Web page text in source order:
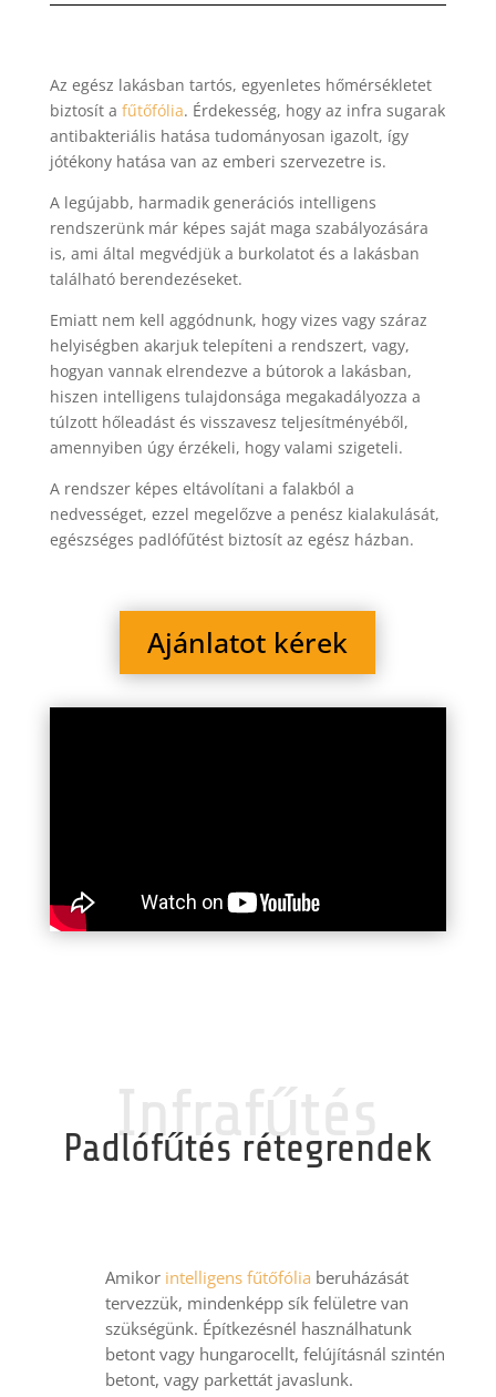
Az egész lakásban tartós, egyenletes hőmérsékletet
biztosít a fűtőfólia. Érdekesség, hogy az infra sugarak
antibakteriális hatása tudományosan igazolt, így
jótékony hatása van az emberi szervezetre is.
A legújabb, harmadik generációs intelligens
rendszerünk már képes saját maga szabályozására
is, ami által megvédjük a burkolatot és a lakásban
található berendezéseket.
Emiatt nem kell aggódnunk, hogy vizes vagy száraz
helyiségben akarjuk telepíteni a rendszert, vagy,
hogyan vannak elrendezve a bútorok a lakásban,
hiszen intelligens tulajdonsága megakadályozza a
túlzott hőleadást és visszavesz teljesítményéből,
amennyiben úgy érzékeli, hogy valami szigeteli.
A rendszer képes eltávolítani a falakból a
nedvességet, ezzel megelőzve a penész kialakulását,
egészséges padlófűtést biztosít az egész házban.
Ajánlatot kérek
Infrafűtés
Padlófűtés rétegrendek
Amikor intelligens fűtőfólia beruházását
tervezzük, mindenképp sík felületre van
szükségünk. Építkezésnél használhatunk
betont vagy hungarocellt, felújításnál szintén
betont, vagy parkettát javaslunk.